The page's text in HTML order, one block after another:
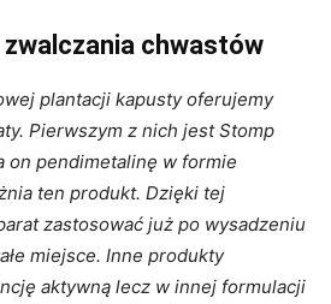
zwalczania chwastów
plantacji kapusty oferujemy
Pierwszym z nich jest Stomp
on pendimetalinę w formie
ten produkt. Dzięki tej
zastosować już po wysadzeniu
miejsce. Inne produkty
aktywną lecz w innej formulacji